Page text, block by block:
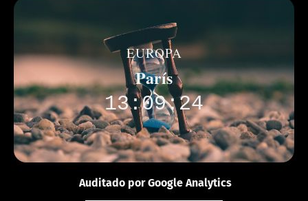
EUROPA
París
13:09:24
Auditado por Google Analytics